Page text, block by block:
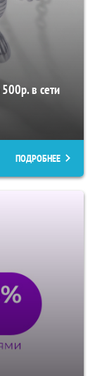
в сети
ПОДРОБНЕЕ